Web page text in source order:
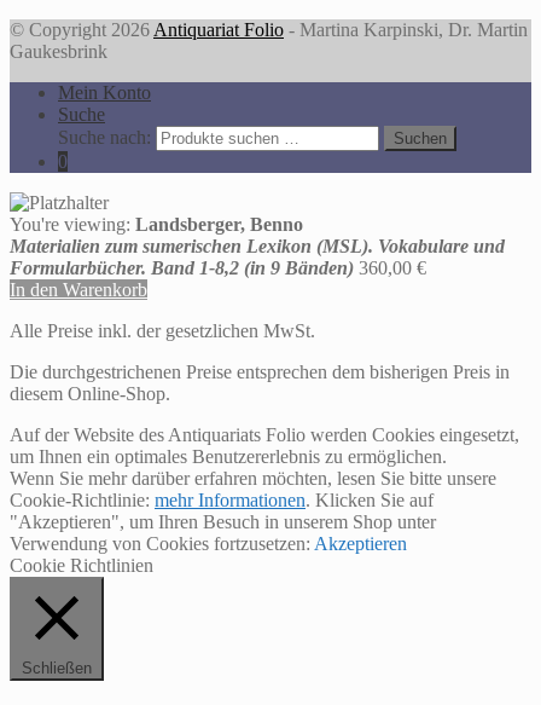
© Copyright 2026 Antiquariat Folio - Martina Karpinski, Dr. Martin
Gaukesbrink
Mein Konto
Suche
Suche nach:
Suchen
0
You're viewing: Landsberger, Benno
Materialien zum sumerischen Lexikon (MSL). Vokabulare und
Formularbücher. Band 1-8,2 (in 9 Bänden) 360,00 €
In den Warenkorb
Alle Preise inkl. der gesetzlichen MwSt.
Die durchgestrichenen Preise entsprechen dem bisherigen Preis in
diesem Online-Shop.
Auf der Website des Antiquariats Folio werden Cookies eingesetzt,
um Ihnen ein optimales Benutzererlebnis zu ermöglichen.
Wenn Sie mehr darüber erfahren möchten, lesen Sie bitte unsere
Cookie-Richtlinie: mehr Informationen. Klicken Sie auf
"Akzeptieren", um Ihren Besuch in unserem Shop unter
Verwendung von Cookies fortzusetzen: Akzeptieren
Cookie Richtlinien
Schließen